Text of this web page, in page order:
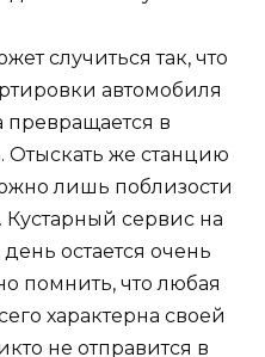
случиться так, что
автомобиля
в
Отыскать же станцию
лишь поблизости
сервис на
остается очень
помнить, что любая
характерна своей
не отправится в